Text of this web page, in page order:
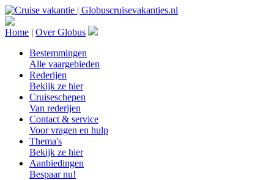
Home | Over Globus
Bestemmingen
Alle vaargebieden
Rederijen
Bekijk ze hier
Cruiseschepen
Van rederijen
Contact & service
Voor vragen en hulp
Thema's
Bekijk ze hier
Aanbiedingen
Bespaar nu!